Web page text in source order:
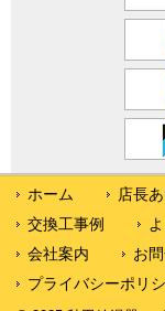
ホーム 店長
交換工事例
会社案内
お
プライバシーポリ